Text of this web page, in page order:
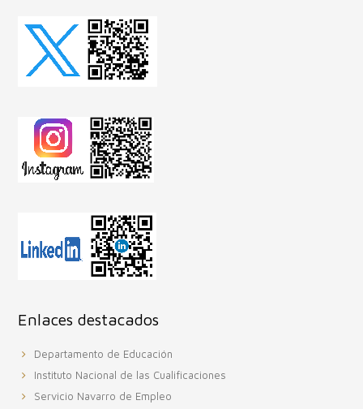
Enlaces destacados
Departamento de Educación
Instituto Nacional de las Cualificaciones
Servicio Navarro de Empleo